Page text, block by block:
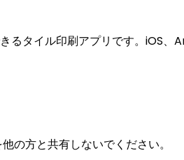
るタイル印刷アプリです。iOS
の方と共有しないでください。